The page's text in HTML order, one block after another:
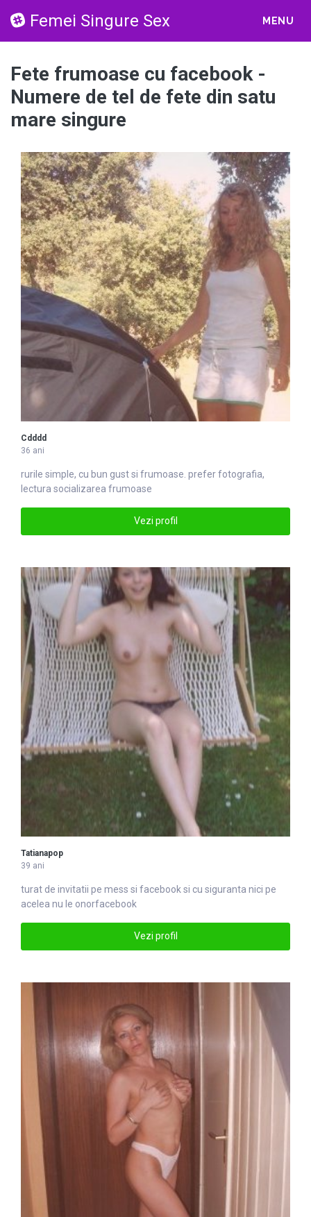
Femei Singure Sex MENU
Fete frumoase cu facebook -
Numere de tel de fete din satu
mare singure
Cdddd
36 ani
rurile simple, cu bun gust si frumoase . prefer fotografia,
lectura socializarea frumoase
Vezi profil
Tatianapop
39 ani
turat de invitatii pe mess si facebook si cu siguranta nici pe
acelea nu le onorfacebook
Vezi profil